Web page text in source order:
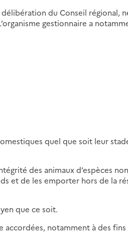
du Conseil régional,
gestionnaire a
quel que soit leur
des animaux d’espèces non
et de les emporter hors de la
que ce soit.
notamment à des